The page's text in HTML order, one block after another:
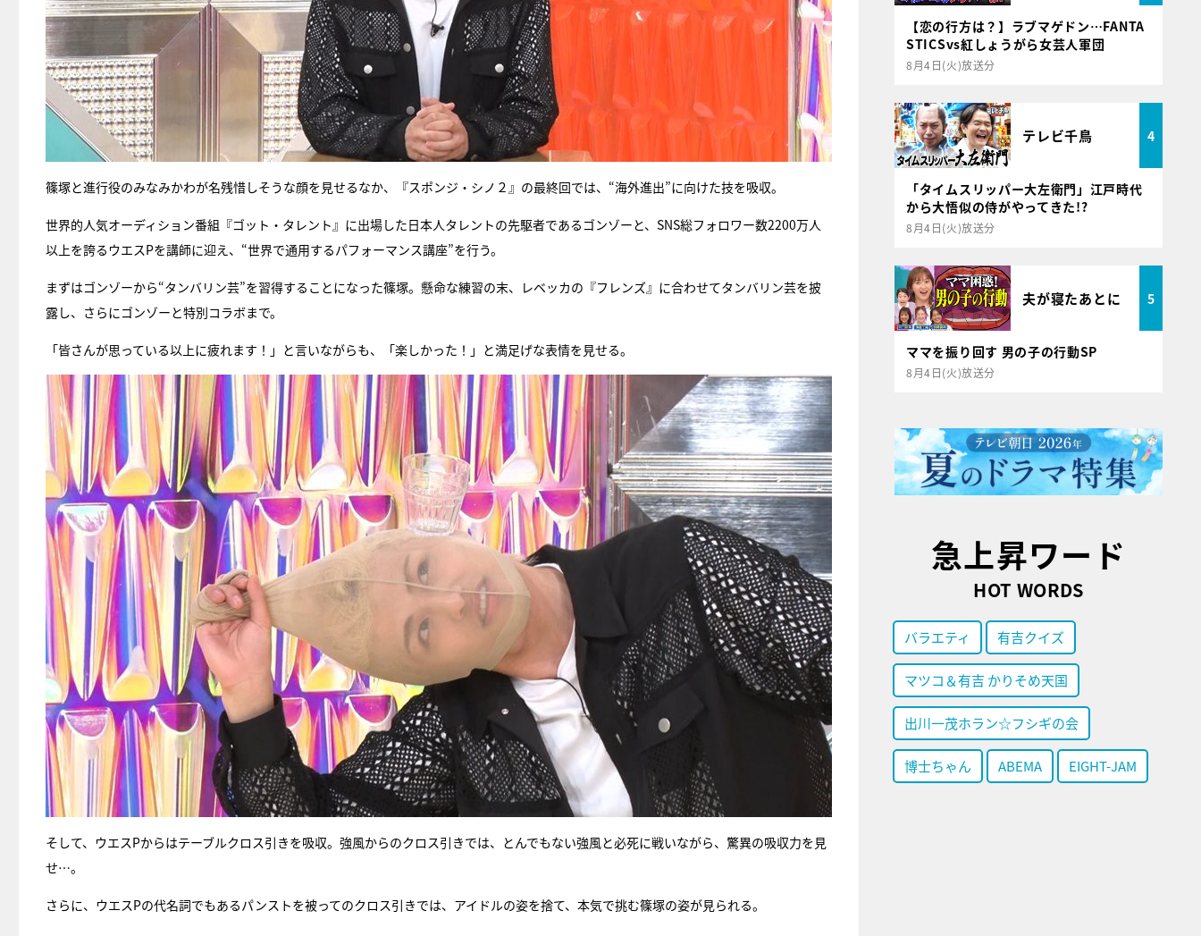
篠塚と進行役のみなみかわが名残惜しそうな顔を見せるなか、『スポンジ・シノ２』の最終回では、“海外進出”に向けた技を吸収。
世界的人気オーディション番組『ゴット・タレント』に出場した日本人タレントの先駆者であるゴンゾーと、SNS総フォロワー数2200万人
以上を誇るウエスPを講師に迎え、“世界で通用するパフォーマンス講座”を行う。
まずはゴンゾーから“タンバリン芸”を習得することになった篠塚。懸命な練習の末、レベッカの『フレンズ』に合わせてタンバリン芸を披
露し、さらにゴンゾーと特別コラボまで。
「皆さんが思っている以上に疲れます！」と言いながらも、「楽しかった！」と満足げな表情を見せる。
そして、ウエスPからはテーブルクロス引きを吸収。強風からのクロス引きでは、とんでもない強風と必死に戦いながら、驚異の吸収力を見
せ…。
さらに、ウエスPの代名詞でもあるパンストを被ってのクロス引きでは、アイドルの姿を捨て、本気で挑む篠塚の姿が見られる。
【恋の行方は？】ラブマゲドン…FANTA
STICSvs紅しょうがら女芸人軍団
8月4日(火)放送分
テレビ千鳥 4
「タイムスリッパー大左衛門」江戸時代
から大悟似の侍がやってきた!?
8月4日(火)放送分
夫が寝たあとに 5
ママを振り回す 男の子の行動SP
8月4日(火)放送分
急上昇ワード
HOT WORDS
バラエティ 有吉クイズ
マツコ＆有吉 かりそめ天国
出川一茂ホラン☆フシギの会
博士ちゃん ABEMA EIGHT-JAM